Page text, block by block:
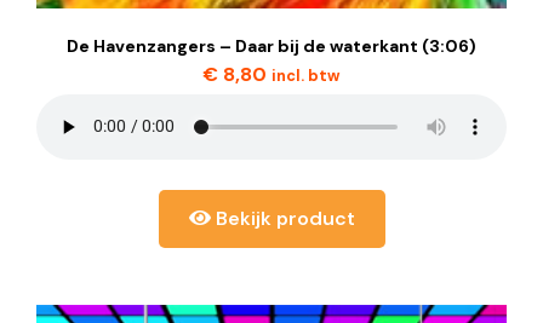
De Havenzangers – Daar bij de waterkant (3:06)
€ 8,80 incl. btw
Bekijk product